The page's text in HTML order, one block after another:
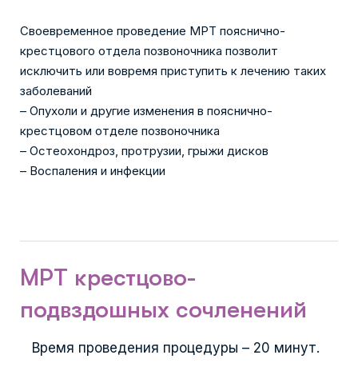
Своевременное проведение МРТ пояснично-
крестцового отдела позвоночника позволит
исключить или вовремя приступить к лечению таких
заболеваний
– Опухоли и другие изменения в пояснично-
крестцовом отделе позвоночника
– Остеохондроз, протрузии, грыжи дисков
– Воспаления и инфекции
МРТ крестцово-
подвздошных сочленений
Время проведения процедуры – 20 минут.